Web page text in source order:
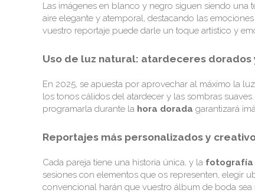
Las imágenes en blanco y negro siguen siendo una
aire elegante y atemporal, destacando las
vuestro reportaje puede darle un toque artístico y
Uso de luz natural: atardeceres dorados
En 2025, se apuesta por aprovechar al máximo la
los tonos cálidos del atardecer y las sombras
programarla durante la hora dorada garantizará
Reportajes más personalizados y
Cada pareja tiene una historia única, y la fotografía
sesiones con elementos que os representen, elegir
convencional harán que vuestro álbum de boda sea